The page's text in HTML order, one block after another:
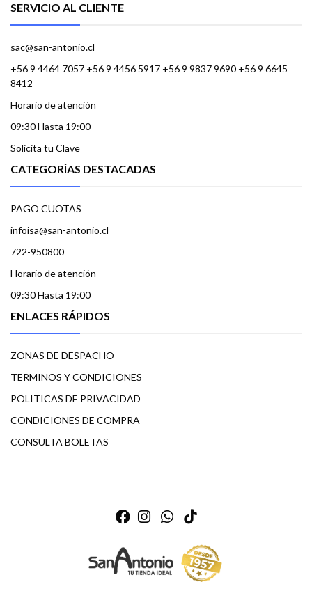
SERVICIO AL CLIENTE
sac@san-antonio.cl
+56 9 4464 7057 +56 9 4456 5917 +56 9 9837 9690 +56 9 6645
8412
Horario de atención
09:30 Hasta 19:00
Solicita tu Clave
CATEGORÍAS DESTACADAS
PAGO CUOTAS
infoisa@san-antonio.cl
722-950800
Horario de atención
09:30 Hasta 19:00
ENLACES RÁPIDOS
ZONAS DE DESPACHO
TERMINOS Y CONDICIONES
POLITICAS DE PRIVACIDAD
CONDICIONES DE COMPRA
CONSULTA BOLETAS